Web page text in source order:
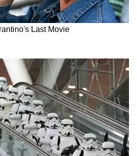
বেতন কত?
বেতন, সরকারি ভাতা এবং
আরও অনেক সুবিধা পাবেন।
হিসেবে শুভেন্দু অধিকারী
টাকা (প্রায় ২,১০,০০০ টাকা)